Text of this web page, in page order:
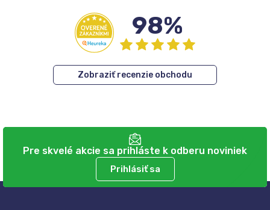
98%
Zobraziť recenzie obchodu
Pre skvelé akcie sa prihláste k odberu noviniek
Prihlásiť sa